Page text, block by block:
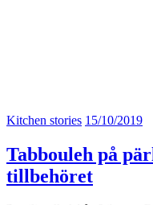
Kitchen stories 15/10/2019
Tabbouleh på
tillbehöret